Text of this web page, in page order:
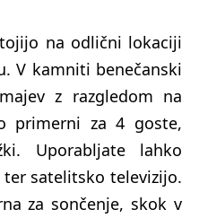
na odlični lokaciji
V kamniti benečanski
z razgledom na
primerni za 4 goste,
Uporabljate lahko
satelitsko televizijo.
za sončenje, skok v